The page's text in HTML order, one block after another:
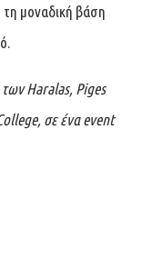
τη μοναδική βάση
Haralas, Piges
σε ένα event